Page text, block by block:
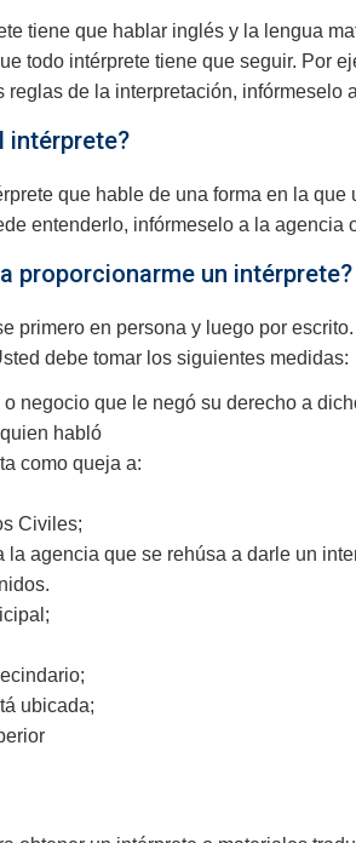
tiene que hablar inglés y la lengua
todo intérprete tiene que seguir. Por
de la interpretación,
intérprete?
que hable de una forma en la
entenderlo, infórmeselo a la agencia
proporcionarme un intérprete?
primero en persona y luego por
debe tomar los siguientes medidas:
negocio que le negó su derecho a
habló
como queja a:
Civiles;
agencia que se rehúsa a darle un
ubicada;